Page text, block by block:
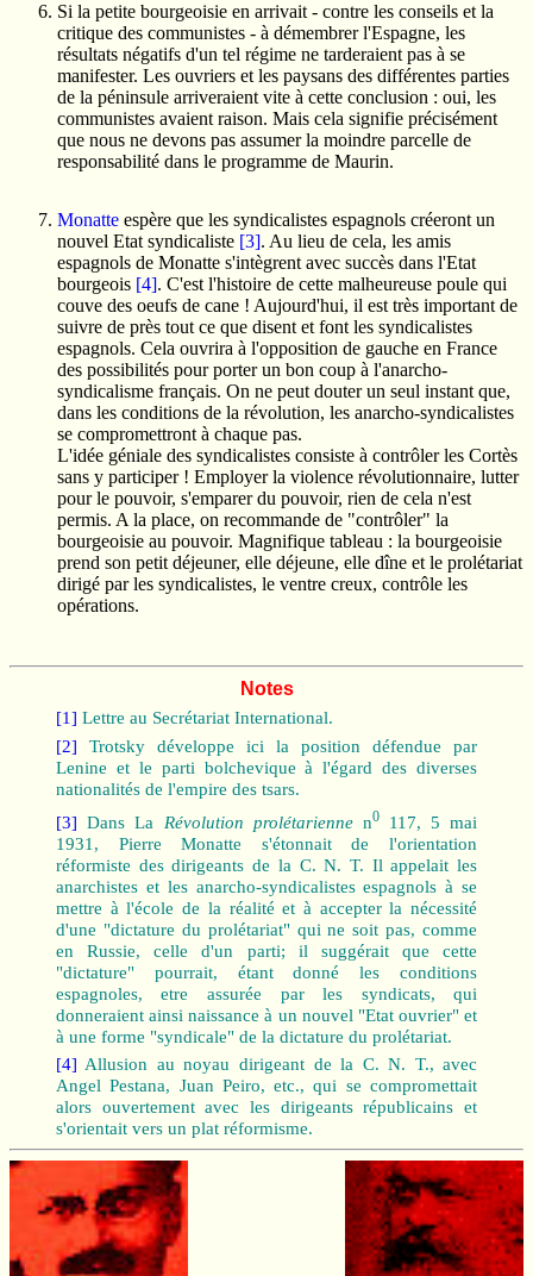
Si la petite bourgeoisie en arrivait - contre les conseils et la
critique des communistes - à démembrer l'Espagne, les
résultats négatifs d'un tel régime ne tarderaient pas à se
manifester. Les ouvriers et les paysans des différentes parties
de la péninsule arriveraient vite à cette conclusion : oui, les
communistes avaient raison. Mais cela signifie précisément
que nous ne devons pas assumer la moindre parcelle de
responsabilité dans le programme de Maurin.
Monatte espère que les syndicalistes espagnols créeront un
nouvel Etat syndicaliste [3]. Au lieu de cela, les amis
espagnols de Monatte s'intègrent avec succès dans l'Etat
bourgeois [4]. C'est l'histoire de cette malheureuse poule qui
couve des oeufs de cane ! Aujourd'hui, il est très important de
suivre de près tout ce que disent et font les syndicalistes
espagnols. Cela ouvrira à l'opposition de gauche en France
des possibilités pour porter un bon coup à l'anarcho-
syndicalisme français. On ne peut douter un seul instant que,
dans les conditions de la révolution, les anarcho-syndicalistes
se compromettront à chaque pas.
L'idée géniale des syndicalistes consiste à contrôler les Cortès
sans y participer ! Employer la violence révolutionnaire, lutter
pour le pouvoir, s'emparer du pouvoir, rien de cela n'est
permis. A la place, on recommande de "contrôler" la
bourgeoisie au pouvoir. Magnifique tableau : la bourgeoisie
prend son petit déjeuner, elle déjeune, elle dîne et le prolétariat
dirigé par les syndicalistes, le ventre creux, contrôle les
opérations.
Notes
[1] Lettre au Secrétariat International.
[2] Trotsky développe ici la position défendue par
Lenine et le parti bolchevique à l'égard des diverses
nationalités de l'empire des tsars.
[3] Dans La Révolution prolétariennen0
117, 5 mai
1931, Pierre Monatte s'étonnait de l'orientation
réformiste des dirigeants de la C. N. T. Il appelait les
anarchistes et les anarcho-syndicalistes espagnols à se
mettre à l'école de la réalité et à accepter la nécessité
d'une "dictature du prolétariat" qui ne soit pas, comme
en Russie, celle d'un parti; il suggérait que cette
"dictature" pourrait, étant donné les conditions
espagnoles, etre assurée par les syndicats, qui
donneraient ainsi naissance à un nouvel "Etat ouvrier" et
à une forme "syndicale" de la dictature du prolétariat.
[4] Allusion au noyau dirigeant de la C. N. T., avec
Angel Pestana, Juan Peiro, etc., qui se compromettait
alors ouvertement avec les dirigeants républicains et
s'orientait vers un plat réformisme.